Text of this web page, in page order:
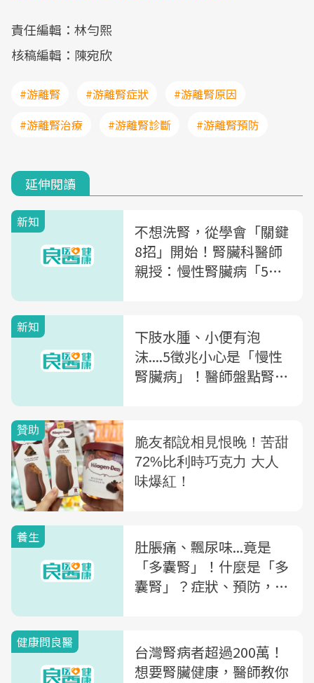
責任編輯：林勻熙
核稿編輯：陳宛欣
#游離腎 #游離腎症狀
#游離腎原因
#游離腎治療
#游離腎診斷 #游離腎預防
延伸閱讀
新知
不想洗腎，從學會「關鍵
8招」開始！腎臟科醫師
親授：慢性腎臟病「5期
新知
下肢水腫、小便有泡
沫....5徵兆小心是「慢性
腎臟病」！醫師盤點腎臟
養生
肚脹痛、飄尿味...竟是
「多囊腎」！什麼是「多
囊腎」？症狀、預防，專
健康問良醫
台灣腎病者超過200萬！
想要腎臟健康，醫師教你